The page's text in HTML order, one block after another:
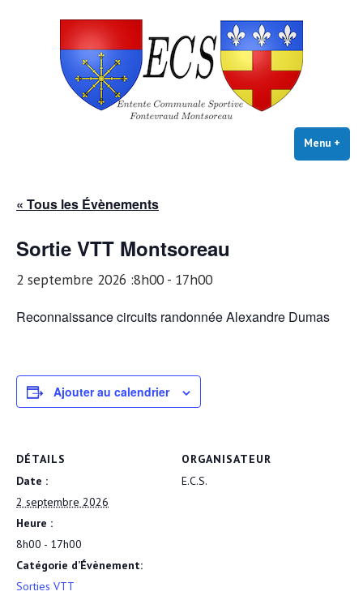
E.C.S. FONTEVRAUD-
MONTSOREAU
Menu +
« Tous les Évènements
Sortie VTT Montsoreau
2 septembre 2026 :8h00 - 17h00
Reconnaissance circuits randonnée Alexandre Dumas
Ajouter au calendrier
DÉTAILS
Date :
2 septembre 2026
Heure :
8h00 - 17h00
Catégorie d’Évènement:
Sorties VTT
ORGANISATEUR
E.C.S.